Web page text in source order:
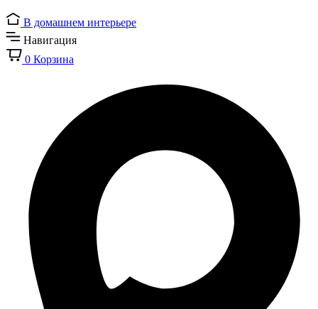
В домашнем интерьере
Навигация
0 Корзина